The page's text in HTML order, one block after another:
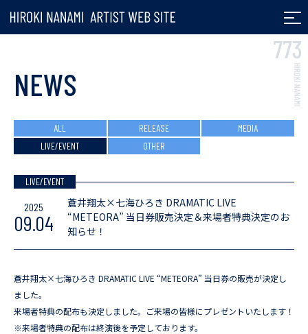
七海ひろき
NEWS
ALL RELEASE
MEDIA
LIVE/EVENT
OTHER
LIVE/EVENT
2025
09.04
蒼井翔太×七海ひろき DRAMATIC LIVE
“METEORA” 当日券販売決定＆来場者特典決定のお
知らせ！
蒼井翔太×七海ひろき DRAMATIC LIVE “METEORA” 当日券の販売が決定し
ました。
来場者特典の配布も決定しました。ご来場の皆様にプレゼントいたします！
※来場者特典の配布は終演後を予定しております。